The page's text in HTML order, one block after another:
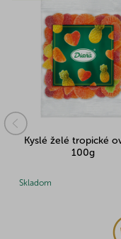
Kyslé želé tropické
100g
Skladom